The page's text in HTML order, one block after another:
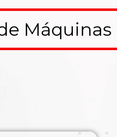
Máquinas